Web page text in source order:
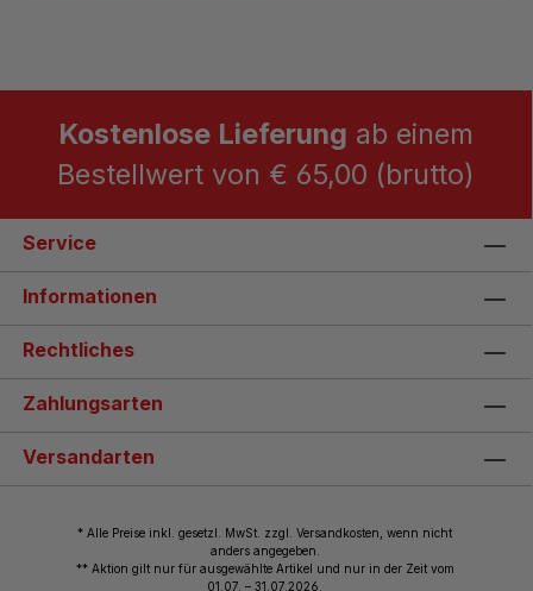
Kostenlose Lieferung ab einem
Bestellwert von € 65,00 (brutto)
Service
Informationen
Rechtliches
Zahlungsarten
Versandarten
* Alle Preise inkl. gesetzl. MwSt. zzgl. Versandkosten, wenn nicht
anders angegeben.
** Aktion gilt nur für ausgewählte Artikel und nur in der Zeit vom
01.07. – 31.07.2026.